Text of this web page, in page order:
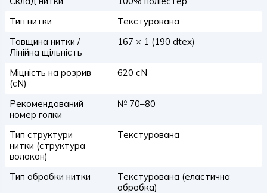
Тип нитки
Текстурована
Товщина нитки /
Лінійна щільність
167 × 1 (190 dtex)
Міцність на розрив
(сN)
620 сN
Рекомендований
номер голки
№ 70–80
Тип структури
нитки (структура
волокон)
Текстурована
Тип обробки нитки
Текстурована (еластична
обробка)